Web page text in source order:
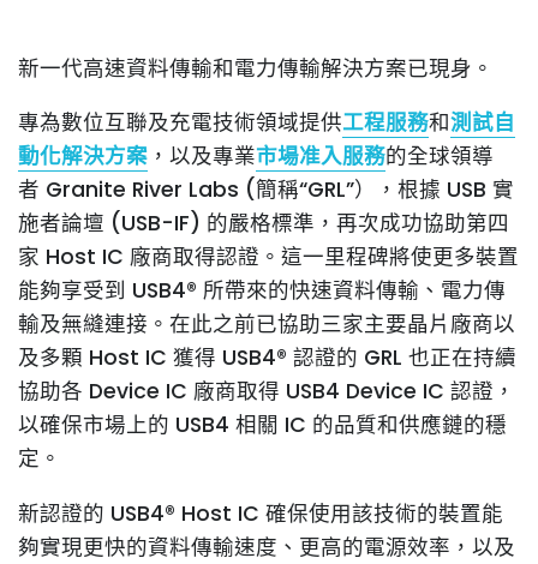
新一代高速資料傳輸和電力傳輸解決方案已現身。
專為數位互聯及充電技術領域提供工程服務和測試自
動化解決方案 ，以及專業市場准入服務的全球領導
者 Granite River Labs (簡稱“GRL”），根據 USB 實
施者論壇 (USB-IF) 的嚴格標準，再次成功協助第四
家 Host IC 廠商取得認證。這一里程碑將使更多裝置
能夠享受到 USB4® 所帶來的快速資料傳輸、電力傳
輸及無縫連接。在此之前已協助三家主要晶片廠商以
及多顆 Host IC 獲得 USB4® 認證的 GRL 也正在持續
協助各 Device IC 廠商取得 USB4 Device IC 認證，
以確保市場上的 USB4 相關 IC 的品質和供應鏈的穩
定。
新認證的 USB4® Host IC 確保使用該技術的裝置能
夠實現更快的資料傳輸速度、 更高的電源效率，以及